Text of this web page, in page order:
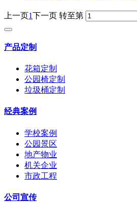
上一页1下一页 转至第
产品定制
花箱定制
公园椅定制
垃圾桶定制
经典案例
学校案例
公园景区
地产物业
机关企业
市政工程
公司宣传